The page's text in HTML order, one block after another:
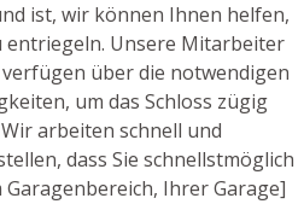
ist, wir können Ihnen helfen,
entriegeln. Unsere Mitarbeiter
über die notwendigen
um das Schloss zügig
arbeiten schnell und
dass Sie schnellstmöglich
Ihrer Garage]